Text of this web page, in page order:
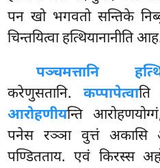
पन खो भगवतो सन्तिके
चिन्तयित्वा हत्थियानानीति
पञ्चमत्तानि
करेणुसतानि.कप्पापेत्वाति
आरोहणीयन्ति
पनेस रञ्ञा वुत्तं अकासि
पण्डितताय. एवं किरस्स